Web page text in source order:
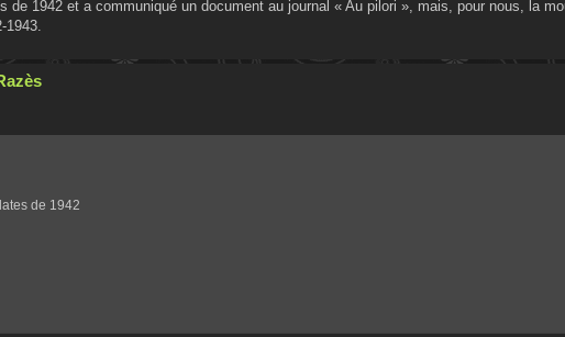
de 1942 et a communiqué un document au journal « Au pilori », mais, pour nous, la
de 1942